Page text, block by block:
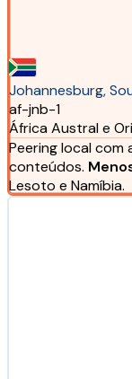
Johannesburg,
af-jnb-1
África Austral e
Peering local com
conteúdos.
Lesoto e Namíbia.